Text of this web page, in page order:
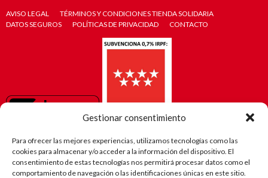
Gestionar consentimiento
Para ofrecer las mejores experiencias, utilizamos tecnologías como las
cookies para almacenar y/o acceder a la información del dispositivo. El
consentimiento de estas tecnologías nos permitirá procesar datos como el
comportamiento de navegación o las identificaciones únicas en este sitio.
AVISO LEGAL
TÉRMINOS Y CONDICIONES TIENDA SOLIDARIA
DATOS SEGUROS
POLÍTICAS DE PRIVACIDAD CONTACTO